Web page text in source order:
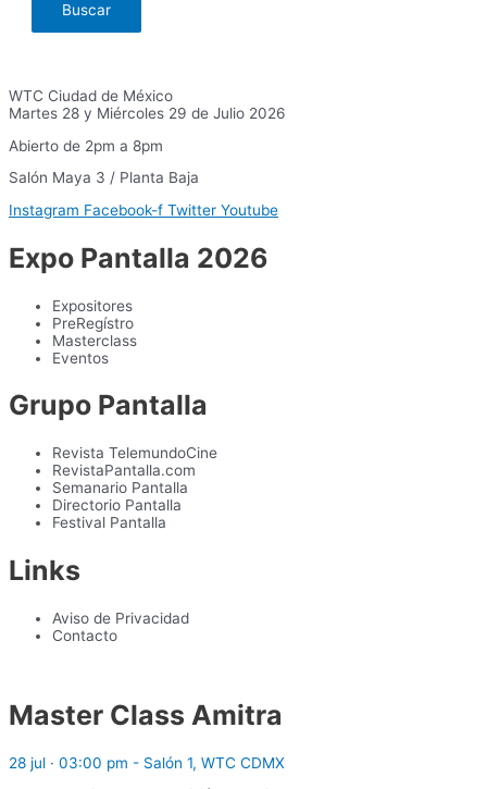
WTC Ciudad de México
Martes 28 y Miércoles 29 de Julio 2026
Abierto de 2pm a 8pm
Salón Maya 3 / Planta Baja
Instagram Facebook-f Twitter Youtube
Expo Pantalla 2026
Expositores
PreRegístro
Masterclass
Eventos
Grupo Pantalla
Revista TelemundoCine
RevistaPantalla.com
Semanario Pantalla
Directorio Pantalla
Festival Pantalla
Links
Aviso de Privacidad
Contacto
Master Class Amitra
28 jul · 03:00 pm - Salón 1, WTC CDMX